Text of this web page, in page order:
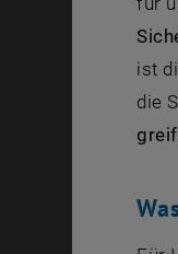
ist
die